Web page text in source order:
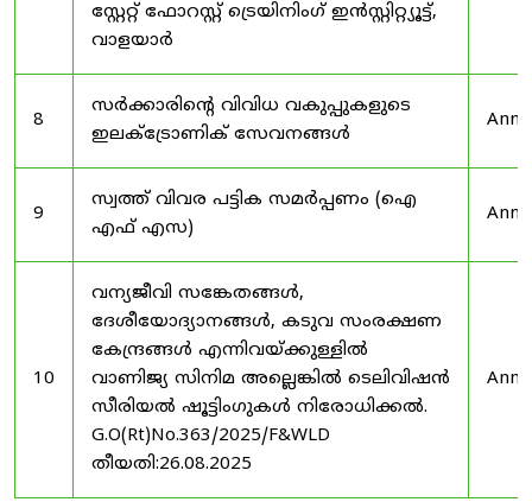
സ്റ്റേറ്റ് ഫോറസ്റ്റ് ട്രെയിനിംഗ് ഇൻസ്റ്റിറ്റ്യൂട്ട്,
വാളയാർ
8
സർക്കാരിന്റെ വിവിധ വകുപ്പുകളുടെ
ഇലക്ട്രോണിക് സേവനങ്ങൾ
9
സ്വത്ത് വിവര പട്ടിക സമർപ്പണം (ഐ
എഫ് എസ)
10
വന്യജീവി സങ്കേതങ്ങൾ,
ദേശീയോദ്യാനങ്ങൾ, കടുവ സംരക്ഷണ
കേന്ദ്രങ്ങൾ എന്നിവയ്ക്കുള്ളിൽ
വാണിജ്യ സിനിമ അല്ലെങ്കിൽ ടെലിവിഷൻ
സീരിയൽ ഷൂട്ടിംഗുകൾ നിരോധിക്കൽ.
G.O(Rt)No.363/2025/F&WLD
തീയതി:26.08.2025